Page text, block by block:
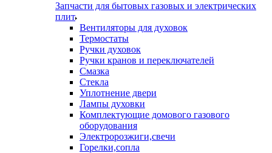
Запчасти для бытовых газовых и электрических
плит
Вентиляторы для духовок
Термостаты
Ручки духовок
Ручки кранов и переключателей
Смазка
Стекла
Уплотнение двери
Лампы духовки
Комплектующие домового газового
оборудования
Электророзжиги,свечи
Горелки,сопла